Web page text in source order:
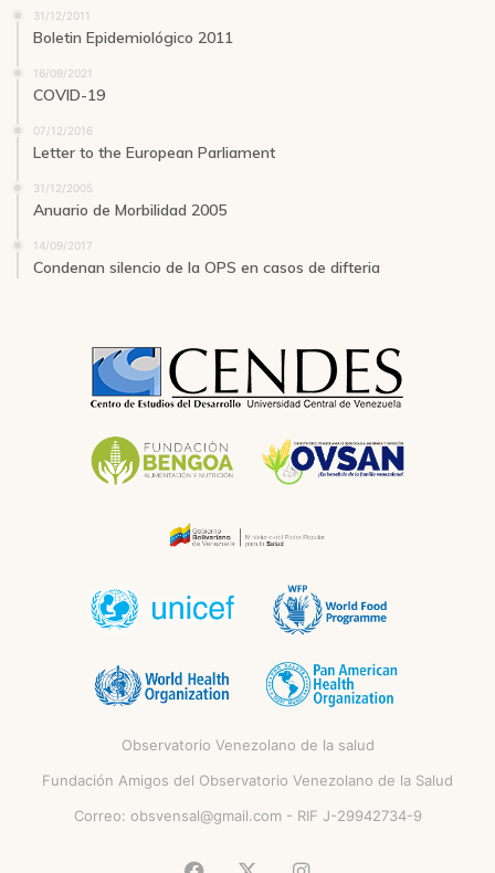
31/12/2011
Boletin Epidemiológico 2011
16/09/2021
COVID-19
07/12/2016
Letter to the European Parliament
31/12/2005
Anuario de Morbilidad 2005
14/09/2017
Condenan silencio de la OPS en casos de difteria
Observatorio Venezolano de la salud
Fundación Amigos del Observatorio Venezolano de la Salud
Correo: obsvensal@gmail.com- RIF J-29942734-9